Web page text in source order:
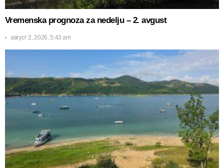
Vremenska prognoza za nedelju – 2. avgust
август 2, 2026, 5:43 am